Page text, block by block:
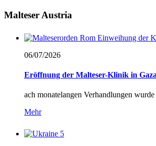
Malteser Austria
06/07/2026
Eröffnung der Malteser-Klinik in
ach monatelangen Verhandlungen
Mehr